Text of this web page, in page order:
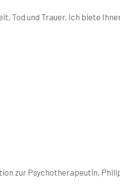
Tod und Trauer. Ich biete
zur Psychotherapeutin,